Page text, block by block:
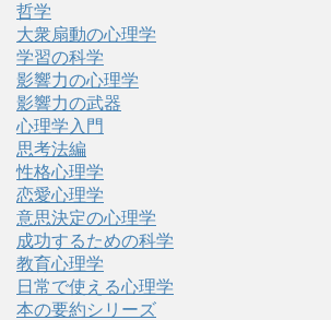
哲学
大衆扇動の心理学
学習の科学
影響力の心理学
影響力の武器
心理学入門
思考法編
性格心理学
恋愛心理学
意思決定の心理学
成功するための科学
教育心理学
日常で使える心理学
本の要約シリーズ